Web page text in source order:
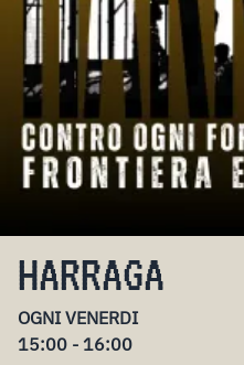
HARRAGA
OGNI VENERDI
15:00 - 16:00